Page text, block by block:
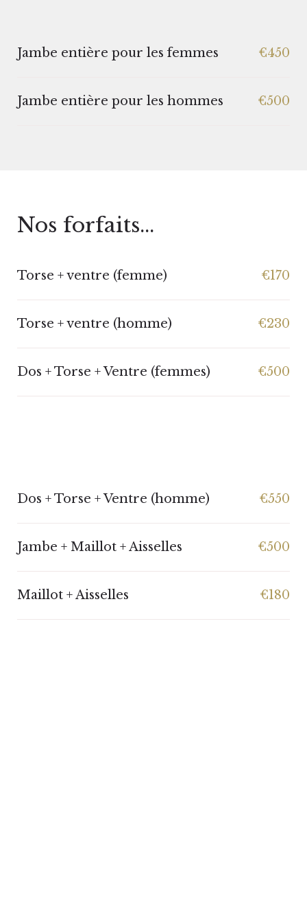
Jambe entière pour les femmes €450
Jambe entière pour les hommes €500
Nos forfaits...
Torse + ventre (femme) €170
Torse + ventre (homme) €230
Dos + Torse + Ventre (femmes) €500
Dos + Torse + Ventre (homme) €550
Jambe + Maillot + Aisselles €500
Maillot + Aisselles €180